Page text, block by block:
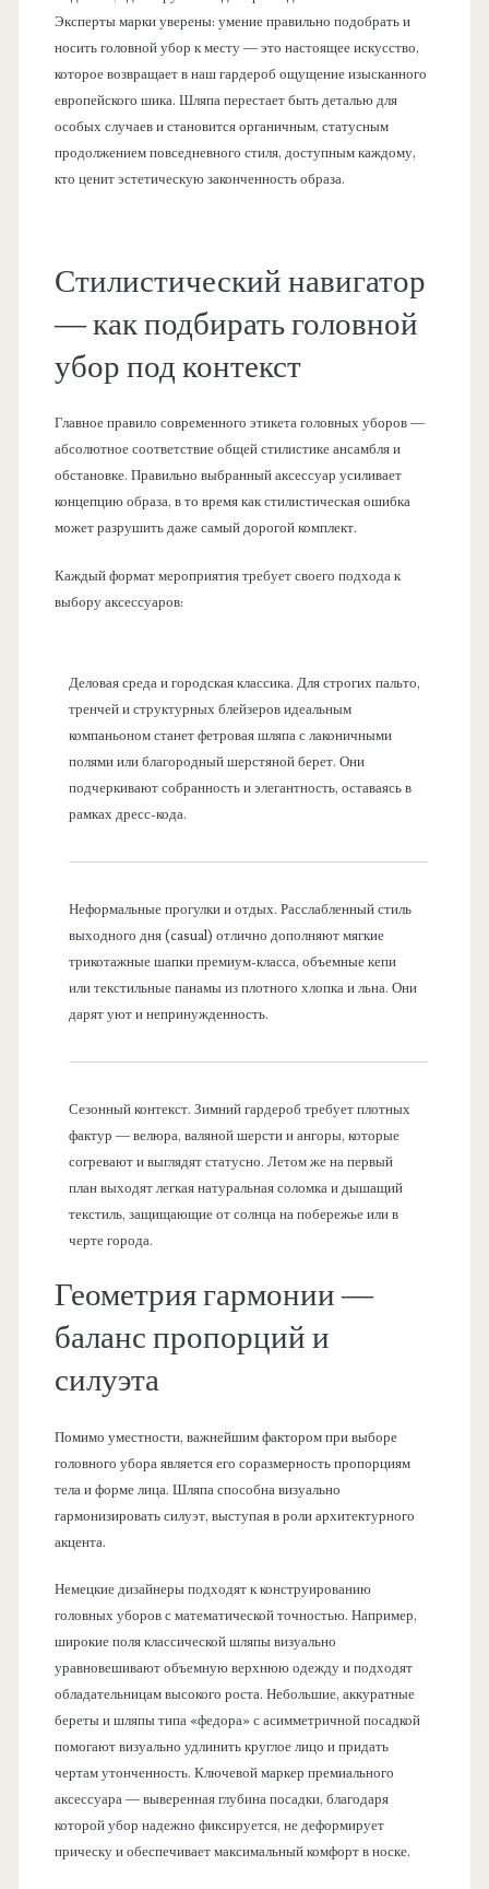
Эксперты марки уверены: умение правильно подобрать и
носить головной убор к месту — это настоящее искусство,
которое возвращает в наш гардероб ощущение изысканного
европейского шика. Шляпа перестает быть деталью для
особых случаев и становится органичным, статусным
продолжением повседневного стиля, доступным каждому,
кто ценит эстетическую законченность образа.
Стилистический навигатор
— как подбирать головной
убор под контекст
Главное правило современного этикета головных уборов —
абсолютное соответствие общей стилистике ансамбля и
обстановке. Правильно выбранный аксессуар усиливает
концепцию образа, в то время как стилистическая ошибка
может разрушить даже самый дорогой комплект.
Каждый формат мероприятия требует своего подхода к
выбору аксессуаров:
Деловая среда и городская классика. Для строгих пальто,
тренчей и структурных блейзеров идеальным
компаньоном станет фетровая шляпа с лаконичными
полями или благородный шерстяной берет. Они
подчеркивают собранность и элегантность, оставаясь в
рамках дресс-кода.
Неформальные прогулки и отдых. Расслабленный стиль
выходного дня (casual) отлично дополняют мягкие
трикотажные шапки премиум-класса, объемные кепи
или текстильные панамы из плотного хлопка и льна. Они
дарят уют и непринужденность.
Сезонный контекст. Зимний гардероб требует плотных
фактур — велюра, валяной шерсти и ангоры, которые
согревают и выглядят статусно. Летом же на первый
план выходят легкая натуральная соломка и дышащий
текстиль, защищающие от солнца на побережье или в
черте города.
Геометрия гармонии —
баланс пропорций и
силуэта
Помимо уместности, важнейшим фактором при выборе
головного убора является его соразмерность пропорциям
тела и форме лица. Шляпа способна визуально
гармонизировать силуэт, выступая в роли архитектурного
акцента.
Немецкие дизайнеры подходят к конструированию
головных уборов с математической точностью. Например,
широкие поля классической шляпы визуально
уравновешивают объемную верхнюю одежду и подходят
обладательницам высокого роста. Небольшие, аккуратные
береты и шляпы типа «федора» с асимметричной посадкой
помогают визуально удлинить круглое лицо и придать
чертам утонченность. Ключевой маркер премиального
аксессуара — выверенная глубина посадки, благодаря
которой убор надежно фиксируется, не деформирует
прическу и обеспечивает максимальный комфорт в носке.